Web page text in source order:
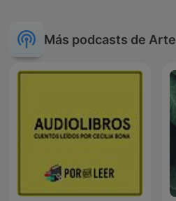
Más podcasts de Arte